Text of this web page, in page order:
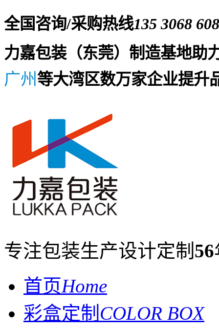
全国咨询/采购热线135 3068
力嘉包装（东莞）制造基地助
广州等大湾区数万家企业提升
专注包装生产设计定制 56
首页Home
彩盒定制 COLOR BOX